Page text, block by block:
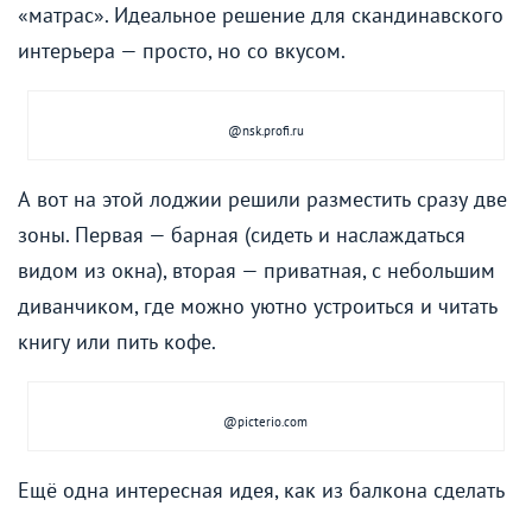
«матрас». Идеальное решение для скандинавского
интерьера — просто, но со вкусом.
@nsk.profi.ru
А вот на этой лоджии решили разместить сразу две
зоны. Первая — барная (сидеть и наслаждаться
видом из окна), вторая — приватная, с небольшим
диванчиком, где можно уютно устроиться и читать
книгу или пить кофе.
@picterio.com
Ещё одна интересная идея, как из балкона сделать